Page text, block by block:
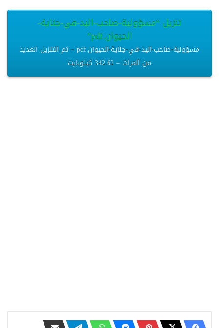
تنزيل “مسؤولية-صاحب-اليد-في-جناية-
الحيوان.pdf”
مسؤولية-صاحب-اليد-في-جناية-الحيوان.pdf – تم التنزيل العديد
من المرات – 342.62 كيلوبايت